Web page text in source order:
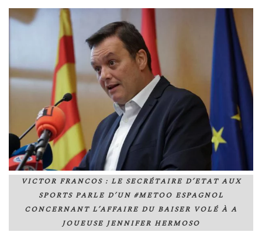
VICTOR FRANCOS : LE SECRÉTAIRE D’ETAT AUX
SPORTS PARLE D’UN #METOO ESPAGNOL
CONCERNANT L’AFFAIRE DU BAISER VOLÉ À A
JOUEUSE JENNIFER HERMOSO